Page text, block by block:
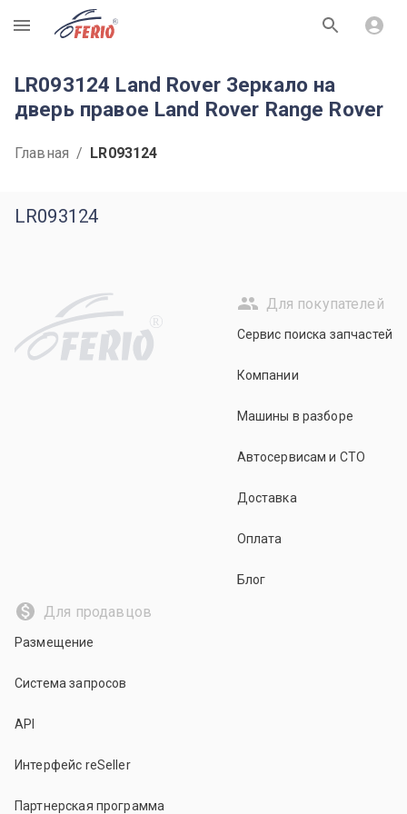
R
LR093124 Land Rover Зеркало на
дверь правое Land Rover Range Rover
Главная / LR093124
LR093124
R
Для покупателей
Сервис поиска запчастей
Компании
Машины в разборе
Автосервисам и СТО
Доставка
Оплата
Блог
Для продавцов
Размещение
Система запросов
API
Интерфейс reSeller
Партнерская программа